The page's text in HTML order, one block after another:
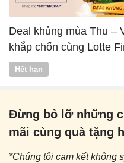
Deal khủng mùa Thu –
khắp chốn cùng Lotte
Vntrip
Hết hạn
Đừng bỏ lỡ những
mãi cùng quà tặng
*Chúng tôi cam kết không